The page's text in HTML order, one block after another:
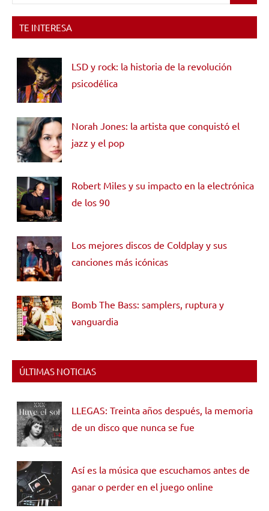
TE INTERESA
LSD y rock: la historia de la revolución
psicodélica
Norah Jones: la artista que conquistó el
jazz y el pop
Robert Miles y su impacto en la electrónica
de los 90
Los mejores discos de Coldplay y sus
canciones más icónicas
Bomb The Bass: samplers, ruptura y
vanguardia
ÚLTIMAS NOTICIAS
LLEGAS: Treinta años después, la memoria
de un disco que nunca se fue
Así es la música que escuchamos antes de
ganar o perder en el juego online